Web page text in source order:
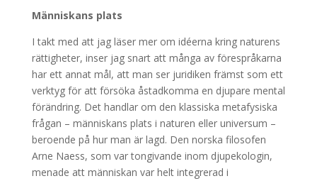
Människans plats
I takt med att jag läser mer om idéerna kring naturens
rättigheter, inser jag snart att många av förespråkarna
har ett annat mål, att man ser juridiken främst som ett
verktyg för att försöka åstadkomma en djupare mental
förändring. Det handlar om den klassiska metafysiska
frågan – människans plats i naturen eller universum –
beroende på hur man är lagd. Den norska filosofen
Arne Naess, som var tongivande inom djupekologin,
menade att människan var helt integrerad i